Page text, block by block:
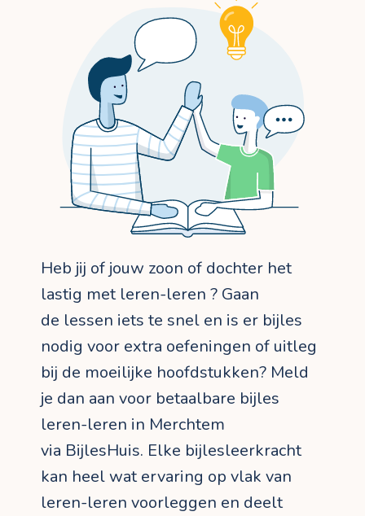
Heb jij of jouw zoon of dochter het
lastig met leren-leren ? Gaan
de lessen iets te snel en is er bijles
nodig voor extra oefeningen of uitleg
bij de moeilijke hoofdstukken? Meld
je dan aan voor betaalbare bijles
leren-leren in Merchtem
via BijlesHuis. Elke bijlesleerkracht
kan heel wat ervaring op vlak van
leren-leren voorleggen en deelt